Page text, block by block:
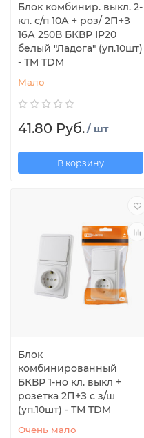
Блок комбинир. выкл. 2-
кл. с/п 10А + роз/ 2П+З
16А 250В БКВР IP20
белый "Ладога" (уп.10шт)
- TM TDM
Мало
41.80 Руб./ шт
В корзину
Блок
комбинированный
БКВР 1-но кл. выкл +
розетка 2П+З с з/ш
(уп.10шт) - ТМ TDM
Очень мало